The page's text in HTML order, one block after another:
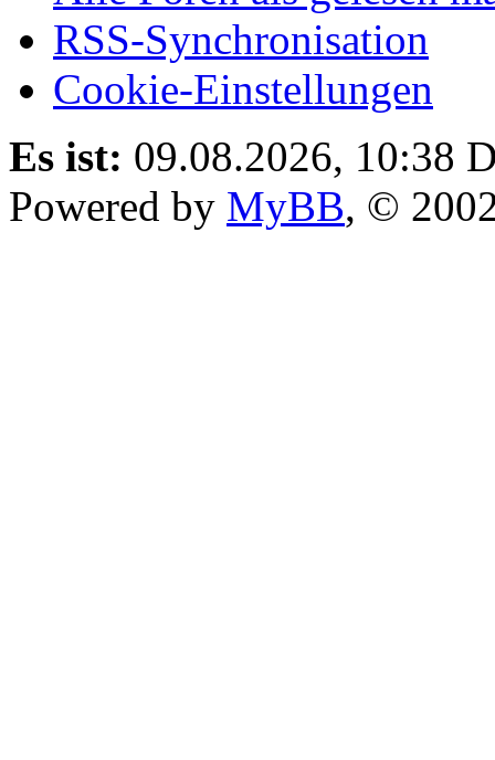
RSS-Synchronisation
Cookie-Einstellungen
Es ist: 09.08.2026, 10:38
Powered by MyBB, ©